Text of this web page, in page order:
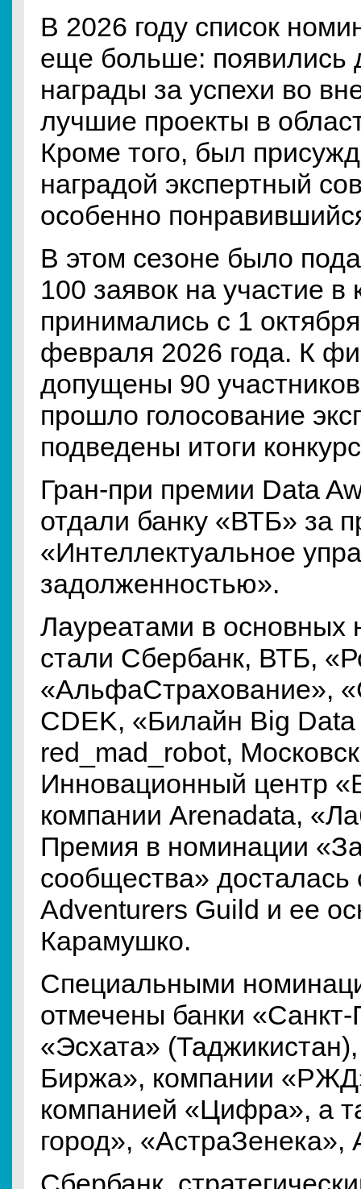
В 2026 году список
еще больше: появились
награды за успехи во
лучшие проекты в
Кроме того, был
наградой экспертный
особенно
В этом сезоне было
100 заявок на участие в
принимались с 1
февраля 2026 года. К
допущены 90
прошло голосование
подведены итоги
Гран-при премии Data
отдали банку «ВТБ» за
«Интеллектуальное
задолженностью».
Лауреатами в основных
стали Сбербанк, ВТБ,
«АльфаСтрахование»,
CDEK, «Билайн Big Data
red_mad_robot,
Инновационный центр
компании Arenadata,
Премия в номинации
сообщества»
Adventurers Guild и ее
Карамушко.
Специальными
отмечены банки
«Эсхата»
Биржа», компании
компанией «Цифра», а
город», «АстраЗенека»,